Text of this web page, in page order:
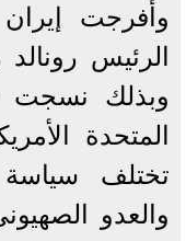
وأفرجت
وبذلك نسجت
المتحدة
تختلف سياسة
والعدو